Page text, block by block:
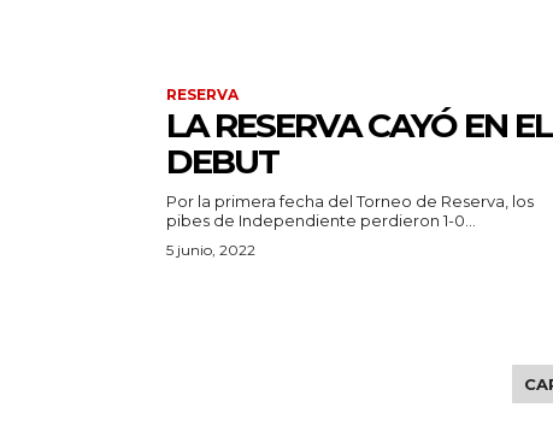
RESERVA
LA RESERVA CAYÓ EN EL
DEBUT
Por la primera fecha del Torneo de Reserva, los
pibes de Independiente perdieron 1-0...
5 junio, 2022